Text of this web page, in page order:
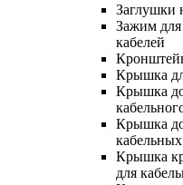
Заглушки
Зажим
кабелей
Крышка
Крышка
Крышка
Крышка
для